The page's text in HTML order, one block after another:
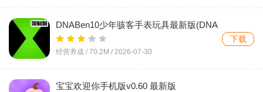
DNABen10少年骇客手表玩具最新版(DNA
Altering)v3.1.0 安卓版
经营养成 / 70.2M / 2026-07-30
下载
宝宝欢迎你手机版v0.60 最新版